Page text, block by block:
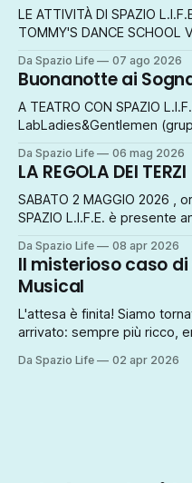
LE ATTIVITÀ DI SPAZIO
TOMMY'S DANCE SCHOOL Via
Piazzetta Giovanni XXIII
Da Spazio Life 07 ago 2026
Buonanotte ai
A TEATRO CON SPAZIO
LabLadies&Gentlemen
MERCOLEDÌ 13 MAGGIO
Ingresso ad offerta libera
Da Spazio Life 06 mag 2026
LA REGOLA DEI TERZI
SABATO 2 MAGGIO 2026 ,
SPAZIO L.I.F.E. è presente
invitato la Compagnia
pluripremiato testo di
emozionante, vibrante,
Da Spazio Life 08 apr 2026
Il misterioso caso
Musical
L'attesa è finita! Siamo
arrivato: sempre più ricco,
il link: https://oooh.events/
Da Spazio Life 02 apr 2026